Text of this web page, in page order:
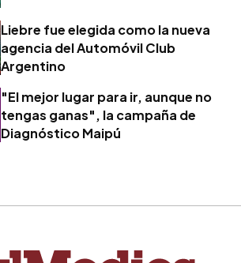
Liebre fue elegida como la nueva
agencia del Automóvil Club
Argentino
"El mejor lugar para ir, aunque no
tengas ganas", la campaña de
Diagnóstico Maipú